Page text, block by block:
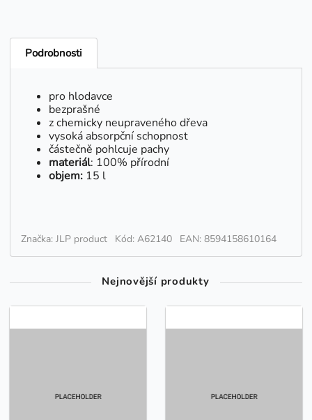
Podrobnosti
pro hlodavce
bezprašné
z chemicky neupraveného dřeva
vysoká absorpční schopnost
částečně pohlcuje pachy
materiál: 100% přírodní
objem: 15 l
Značka: JLP product Kód: A62140 EAN: 8594158610164
Nejnovější produkty